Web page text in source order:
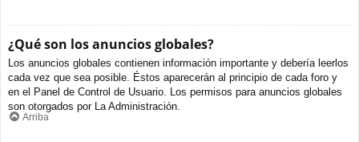
¿Qué son los anuncios globales?
Los anuncios globales contienen información importante y debería leerlos
cada vez que sea posible. Éstos aparecerán al principio de cada foro y
en el Panel de Control de Usuario. Los permisos para anuncios globales
son otorgados por La Administración.
Arriba